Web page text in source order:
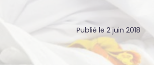
Publié le 2 juin 2018